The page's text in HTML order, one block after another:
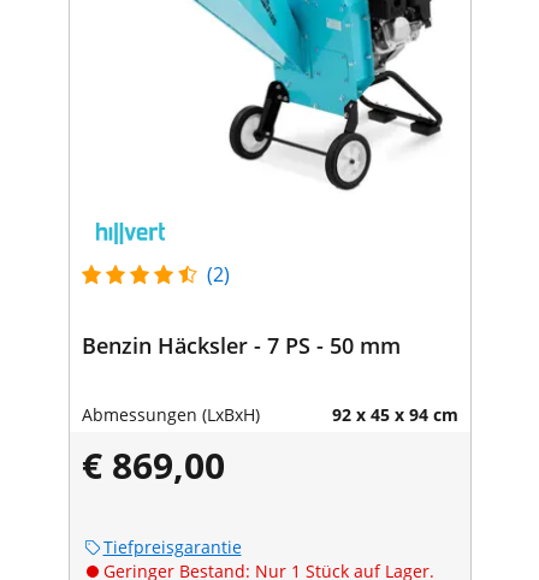
(2)
Benzin Häcksler - 7 PS - 50 mm
Abmessungen (LxBxH) 92 x 45 x 94 cm
€ 869,00
Tiefpreisgarantie
Geringer Bestand: Nur 1 Stück auf Lager.